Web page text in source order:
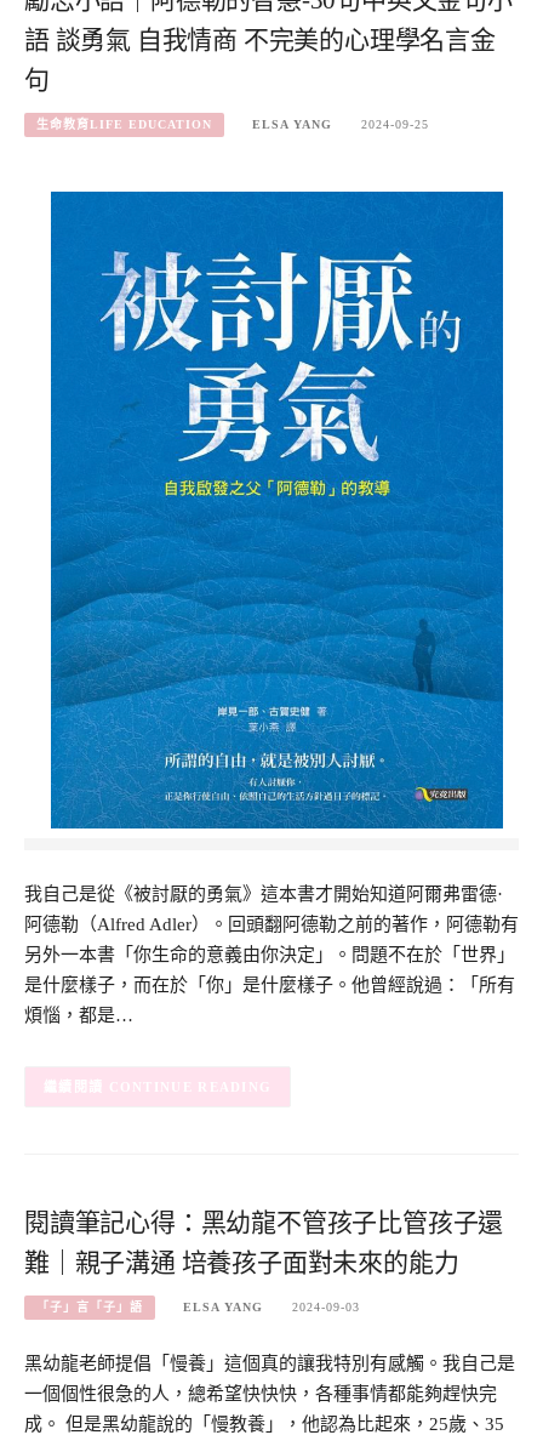
語 談勇氣 自我情商 不完美的心理學名言金
句
生命教育LIFE EDUCATION ELSA YANG 2024-09-25
我自己是從《被討厭的勇氣》這本書才開始知道阿爾弗雷德·
阿德勒（Alfred Adler）。回頭翻阿德勒之前的著作，阿德勒有
另外一本書「你生命的意義由你決定」。問題不在於「世界」
是什麼樣子，而在於「你」是什麼樣子。他曾經說過：「所有
煩惱，都是…
CONTINUE READING
閱讀筆記心得：黑幼龍不管孩子比管孩子還
難｜親子溝通 培養孩子面對未來的能力
「子」言「子」語 ELSA YANG 2024-09-03
黑幼龍老師提倡「慢養」這個真的讓我特別有感觸。我自己是
一個個性很急的人，總希望快快快，各種事情都能夠趕快完
成。 但是黑幼龍說的「慢教養」，他認為比起來，25歲、35